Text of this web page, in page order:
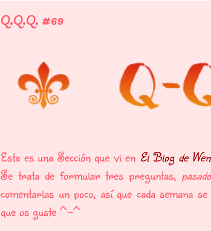
Q.Q.Q. #69
Esta es una Sección que vi en El Blog de
Se trata de formular tres preguntas,
comentarlas un poco, así que cada semana
que os guste ^-^